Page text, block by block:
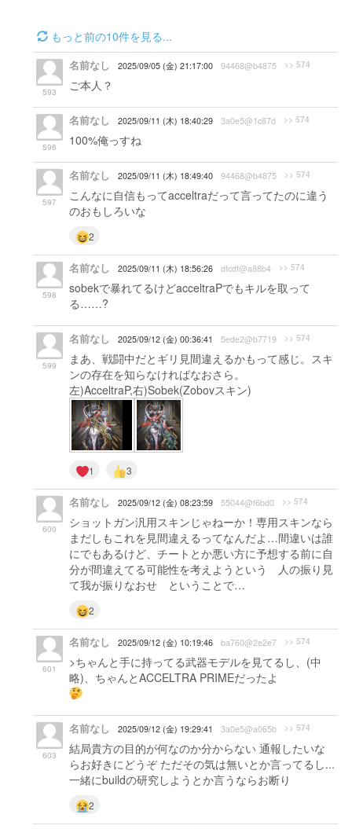
もっと前の10件を見る...
593
名前なし 2025/09/05 (金) 21:17:00 94468@b4875 >> 574
ご本人？
596
名前なし 2025/09/11 (木) 18:40:29 3a0e5@1c87d >> 574
100%俺っすね
597
名前なし 2025/09/11 (木) 18:49:40 94468@b4875 >> 574
こんなに自信もってacceltraだって言ってたのに違う
のおもしろいな
2
598
名前なし 2025/09/11 (木) 18:56:26 dfcdf@a88b4 >> 574
sobekで暴れてるけどacceltraPでもキルを取って
る……?
599
名前なし 2025/09/12 (金) 00:36:41 5ede2@b7719 >> 574
まあ、戦闘中だとギリ見間違えるかもって感じ。スキ
ンの存在を知らなければなおさら。
左)AcceltraP,右)Sobek(Zobovスキン)
1 3
600
名前なし 2025/09/12 (金) 08:23:59 55044@f6bd0 >> 574
ショットガン汎用スキンじゃねーか！専用スキンなら
まだしもこれを見間違えるってなんだよ…間違いは誰
にでもあるけど、チートとか悪い方に予想する前に自
分が間違えてる可能性を考えようという 人の振り見
て我が振りなおせ ということで…
2
601
名前なし 2025/09/12 (金) 10:19:46 ba760@2e2e7 >> 574
>ちゃんと手に持ってる武器モデルを見てるし、(中
略)、ちゃんとACCELTRA PRIMEだったよ
603
名前なし 2025/09/12 (金) 19:29:41 3a0e5@a065b >> 574
結局貴方の目的が何なのか分からない 通報したいな
らお好きにどうぞ ただその気は無いとか言ってるし...
一緒にbuildの研究しようとか言うならお断り
2